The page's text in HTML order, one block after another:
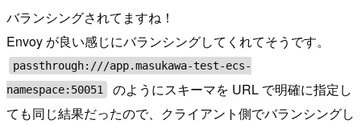
バランシングされてますね！
Envoy が良い感じにバランシングしてくれてそうです。
passthrough:///app.masukawa-test-ecs-
namespace:50051
のようにスキーマを URL で明確に指定し
ても同じ結果だったので、クライアント側でバランシングし